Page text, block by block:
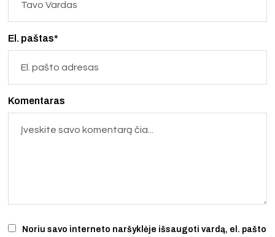
El. paštas*
Noriu savo interneto naršyklėje išsaugoti vardą, el. pašto
Komentaras